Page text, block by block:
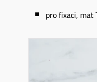
pro fixaci,